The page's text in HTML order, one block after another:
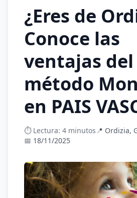
¿Eres de
Conoce las
ventajas del
método
en PAIS
⏱️ Lectura: 4 minutos📍 Ordizia,
📅 18/11/2025